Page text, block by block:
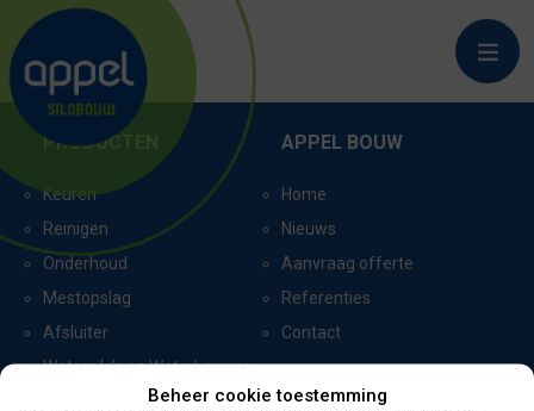
Beheer cookie toestemming
BORN
PRODUCTEN
Keuren
Reinigen
Onderhoud
Mestopslag
Afsluiter
Watersilo’s en Waterbassins
APPEL BOUW
Home
Nieuws
Aanvraag offerte
Referenties
Contact